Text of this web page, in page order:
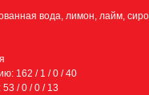
вода, лимон, лайм,
162 / 1 / 0 / 40
/ 0 / 0 / 13